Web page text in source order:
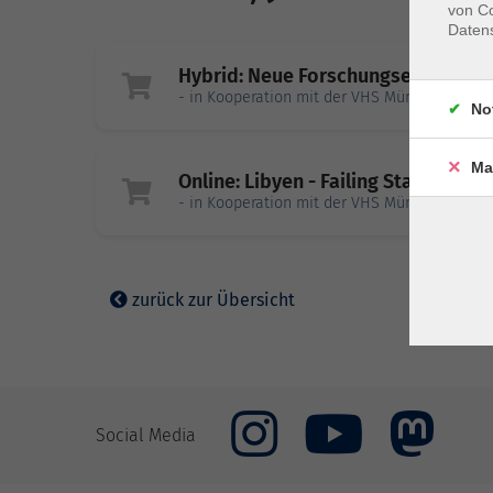
Hybrid: Neue
- in Kooperation mit der VHS München Nord
Online: Libyen - Failing State in
- in Kooperation mit der VHS München Nord
zurück zur Übersicht
Social Media
von